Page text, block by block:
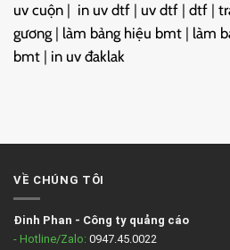
uv cuộn | in uv dtf | uv dtf | dtf |
gương | làm bảng hiệu bmt | làm
bmt | in uv đaklak
VỀ CHÚNG TÔI
Đinh Phan - Công ty quảng cáo
- Hotline/Zalo: 0947.45.0022